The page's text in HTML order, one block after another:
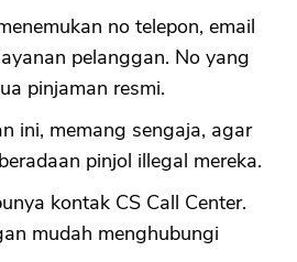
no telepon, email
pelanggan. No yang
pinjaman resmi.
ini, memang sengaja, agar
pinjol illegal mereka.
kontak CS Call Center.
mudah menghubungi